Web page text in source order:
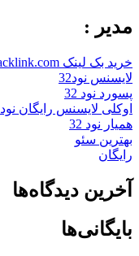
مدیر :
خرید بک لینک behtarinbacklink.com
لایسنس نود32
پسورد نود 32
اوکلی لایسنس رایگان نود 32
همیار نود 32
بهترین سئو
رایگان
آخرین دیدگاه‌ها
بایگانی‌ها